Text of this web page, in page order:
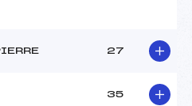
27
35